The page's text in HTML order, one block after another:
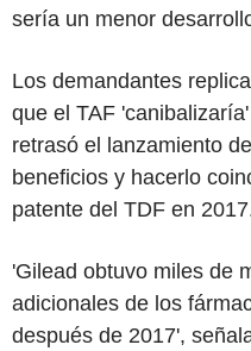
sería un menor
Los demandantes
que el TAF
retrasó el lanzamiento
beneficios y hacerlo
patente del TDF en
'Gilead obtuvo miles de
adicionales de los
después de 2017',